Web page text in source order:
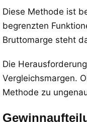
Diese Methode ist
begrenzten
Bruttomarge steht
Die
Vergleichsmargen.
Methode zu